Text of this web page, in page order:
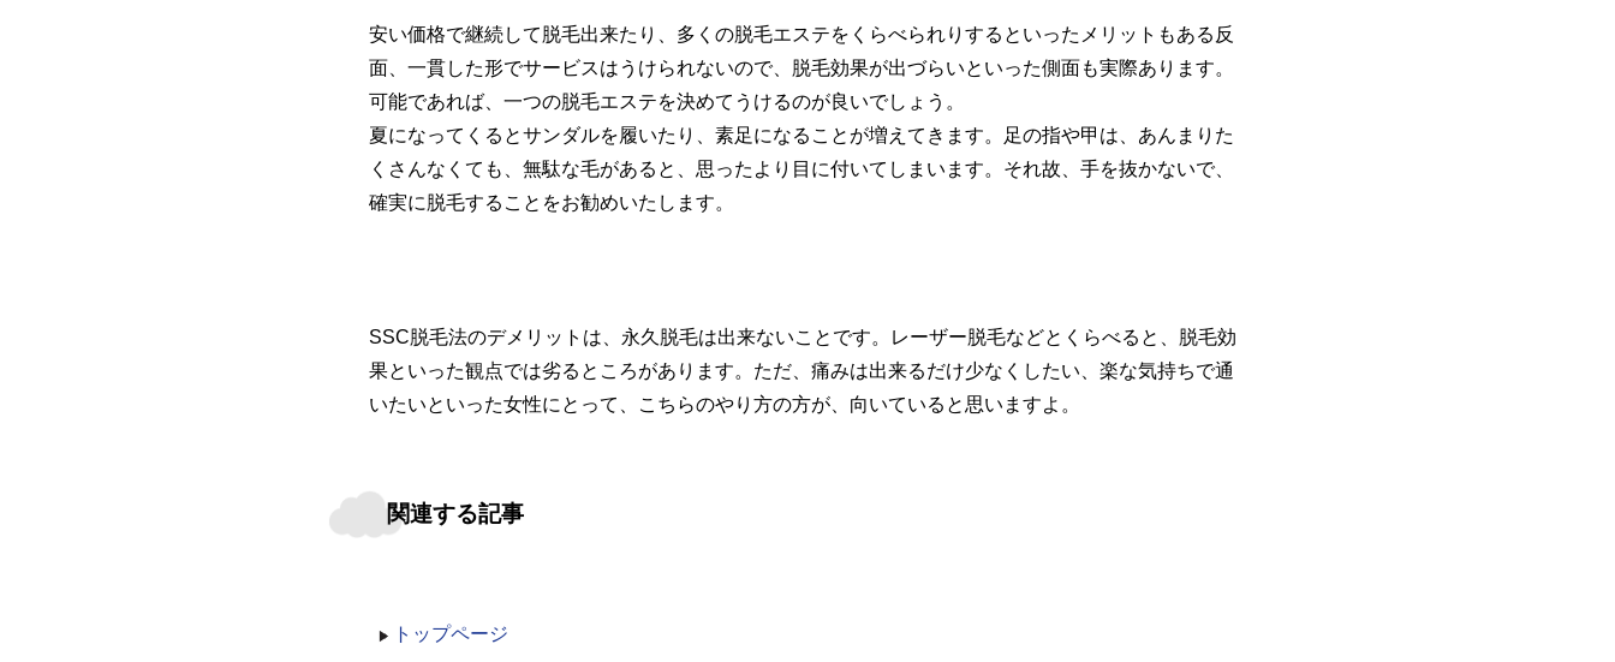
安い価格で継続して脱毛出来たり、多くの脱毛エステをくらべられりするといったメリットもある反
面、一貫した形でサービスはうけられないので、脱毛効果が出づらいといった側面も実際あります。
可能であれば、一つの脱毛エステを決めてうけるのが良いでしょう。
夏になってくるとサンダルを履いたり、素足になることが増えてきます。足の指や甲は、あんまりた
くさんなくても、無駄な毛があると、思ったより目に付いてしまいます。それ故、手を抜かないで、
確実に脱毛することをお勧めいたします。
SSC脱毛法のデメリットは、永久脱毛は出来ないことです。レーザー脱毛などとくらべると、脱毛効
果といった観点では劣るところがあります。ただ、痛みは出来るだけ少なくしたい、楽な気持ちで通
いたいといった女性にとって、こちらのやり方の方が、向いていると思いますよ。
関連する記事
トップページ